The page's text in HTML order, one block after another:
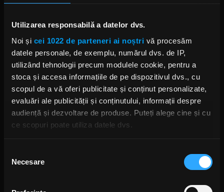
Utilizarea responsabilă a datelor dvs.
Noi și cei 1022 de parteneri ai noștri vă procesăm
datele personale, de exemplu, numărul dvs. de IP,
utilizând tehnologii precum modulele cookie, pentru a
stoca și accesa informațiile de pe dispozitivul dvs., cu
scopul de a vă oferi publicitate și conținut personalizate,
evaluări ale publicității și conținutului, informații despre
audiență și dezvoltare de produse. Puteți alege cine și cu
ce scopuri poate utiliza datele dvs.
Să colectăm informațiile cu privire la locația dvs.
Să vă identificăm dispozitivul scanândul-l în mod
consimțământului
Necesare
Grupul a declarat că cele două noi melodii au fost
din Nagorno-Karabakh, cu încasări care merg catre
Armenia Fund.
Foto: Getty Images/ Guliver.
SYSTEM OF A DOWN